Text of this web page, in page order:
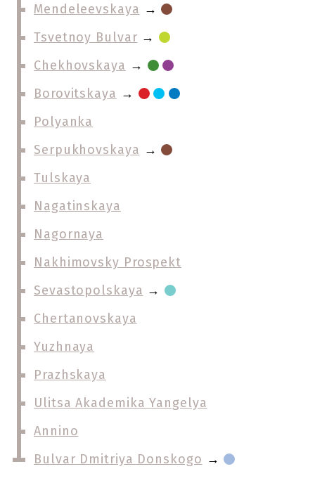
Mendeleevskaya →
Tsvetnoy Bulvar →
Chekhovskaya →
Borovitskaya →
Polyanka
Serpukhovskaya →
Tulskaya
Nagatinskaya
Nagornaya
Nakhimovsky Prospekt
Sevastopolskaya →
Chertanovskaya
Yuzhnaya
Prazhskaya
Ulitsa Akademika Yangelya
Annino
Bulvar Dmitriya Donskogo →